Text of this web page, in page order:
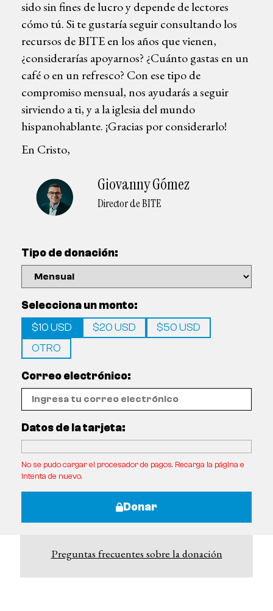
sido sin fines de lucro y depende de lectores
cómo tú. Si te gustaría seguir consultando los
recursos de BITE en los años que vienen,
¿considerarías apoyarnos? ¿Cuánto gastas en un
café o en un refresco? Con ese tipo de
compromiso mensual, nos ayudarás a seguir
sirviendo a ti, y a la iglesia del mundo
hispanohablante. ¡Gracias por considerarlo!
En Cristo,
Giovanny Gómez
Director de BITE
Tipo de donación:
Selecciona un monto:
$10 USD
$20 USD
$50 USD
OTRO
Correo electrónico:
Datos de la tarjeta:
No se pudo cargar el procesador de pagos. Recarga la página e
intenta de nuevo.
Donar
Preguntas frecuentes sobre la donación